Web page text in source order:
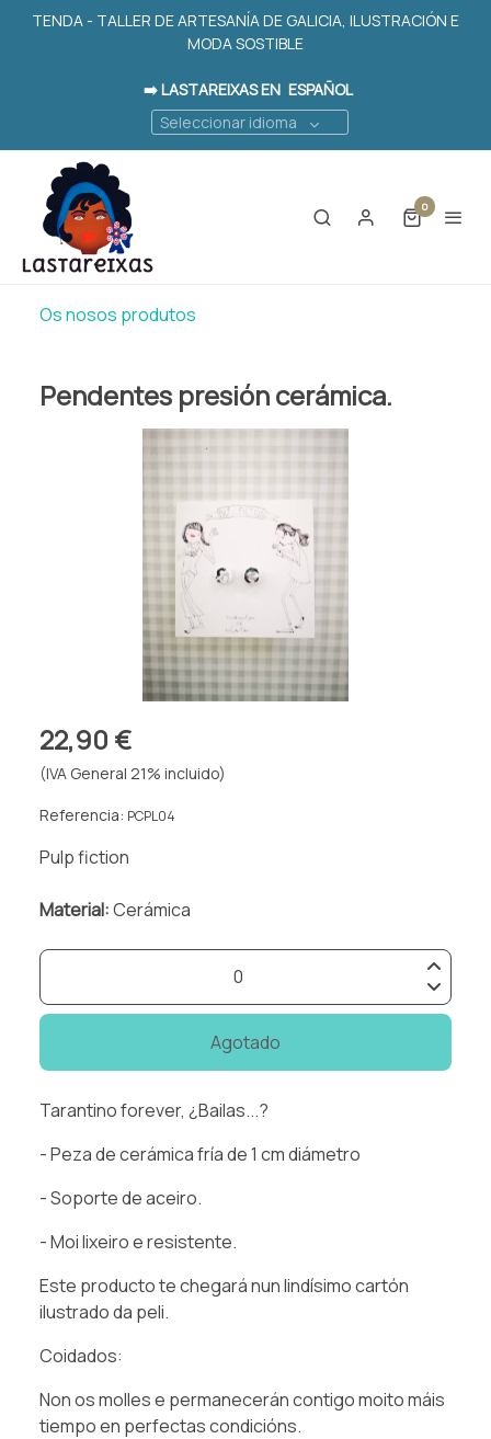
TENDA - TALLER DE ARTESANÍA DE GALICIA, ILUSTRACIÓN E
MODA SOSTIBLE
➡️ LASTAREIXAS EN ESPAÑOL
Seleccionar idioma
0
Os nosos produtos
Pendentes presión cerámica.
22,90 €
(IVA General 21% incluido)
Referencia: PCPL04
Pulp fiction
Material:Cerámica
Agotado
Tarantino forever, ¿Bailas...?
- Peza de cerámica fría de 1 cm diámetro
- Soporte de aceiro.
- Moi lixeiro e resistente.
Este producto te chegará nun lindísimo cartón
ilustrado da peli.
Coidados:
Non os molles e permanecerán contigo moito máis
tiempo en perfectas condicións.